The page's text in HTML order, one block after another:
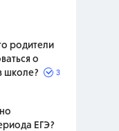
родители
о
школе?
3
ЕГЭ?